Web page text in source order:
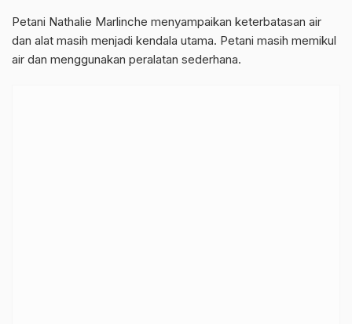
Petani Nathalie Marlinche menyampaikan keterbatasan air
dan alat masih menjadi kendala utama. Petani masih memikul
air dan menggunakan peralatan sederhana.